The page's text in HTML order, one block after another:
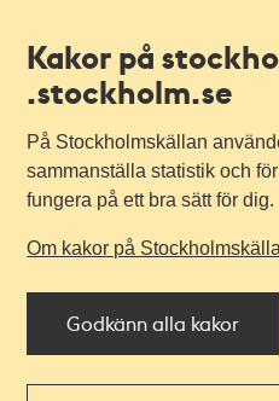
Kakor på
.stockholm.se
På Stockholmskällan
sammanställa statistik och
fungera på ett bra sätt för dig.
Om kakor på
Godkänn alla kakor